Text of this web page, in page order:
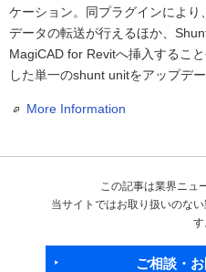
ケーション。同プラグインによ
データの転送が行えるほか、
MagiCAD for Revitへ挿入するこ
した単一のshunt unitをアップデ
More Information
この記事は業界ニュ
当サイトではお取り扱いのな
す
ご相談・